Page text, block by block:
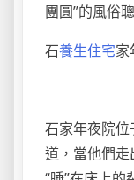
團圓”的風俗
石養生住宅家
石家年夜院
道，當他們走